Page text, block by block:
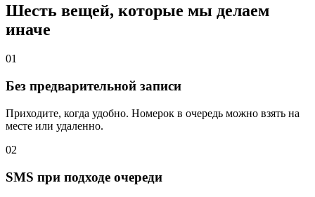
Шесть вещей, которые мы делаем
иначе
01
Без предварительной записи
Приходите, когда удобно. Номерок в очередь можно взять на
месте или удаленно.
02
SMS при подходе очереди